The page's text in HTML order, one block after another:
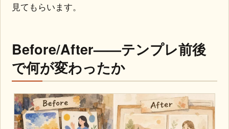
見てもらいます。
Before/After——テンプレ前後
で何が変わったか